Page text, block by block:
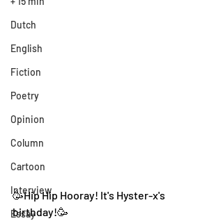
Dutch
English
Fiction
Poetry
Opinion
Column
Cartoon
Interview
Essay
🥳Hip Hip Hooray! It's Hyster-x's
birthday!🥳